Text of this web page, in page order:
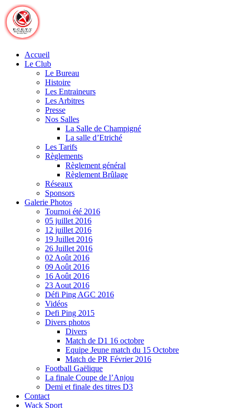
Skip
to
content
Accueil
Le Club
Le Bureau
Histoire
Les Entraineurs
Les Arbitres
Presse
Nos Salles
La Salle de Champigné
La salle d’Etriché
Les Tarifs
Règlements
Règlement général
Règlement Brûlage
Réseaux
Sponsors
Galerie Photos
Tournoi été 2016
05 juillet 2016
12 juillet 2016
19 Juillet 2016
26 Juillet 2016
02 Août 2016
09 Août 2016
16 Août 2016
23 Aout 2016
Défi Ping AGC 2016
Vidéos
Defi Ping 2015
Divers photos
Divers
Match de D1 16 octobre
Equipe Jeune match du 15 Octobre
Match de PR Février 2016
Football Gaëlique
La finale Coupe de l’Anjou
Demi et finale des titres D3
Contact
Wack Sport